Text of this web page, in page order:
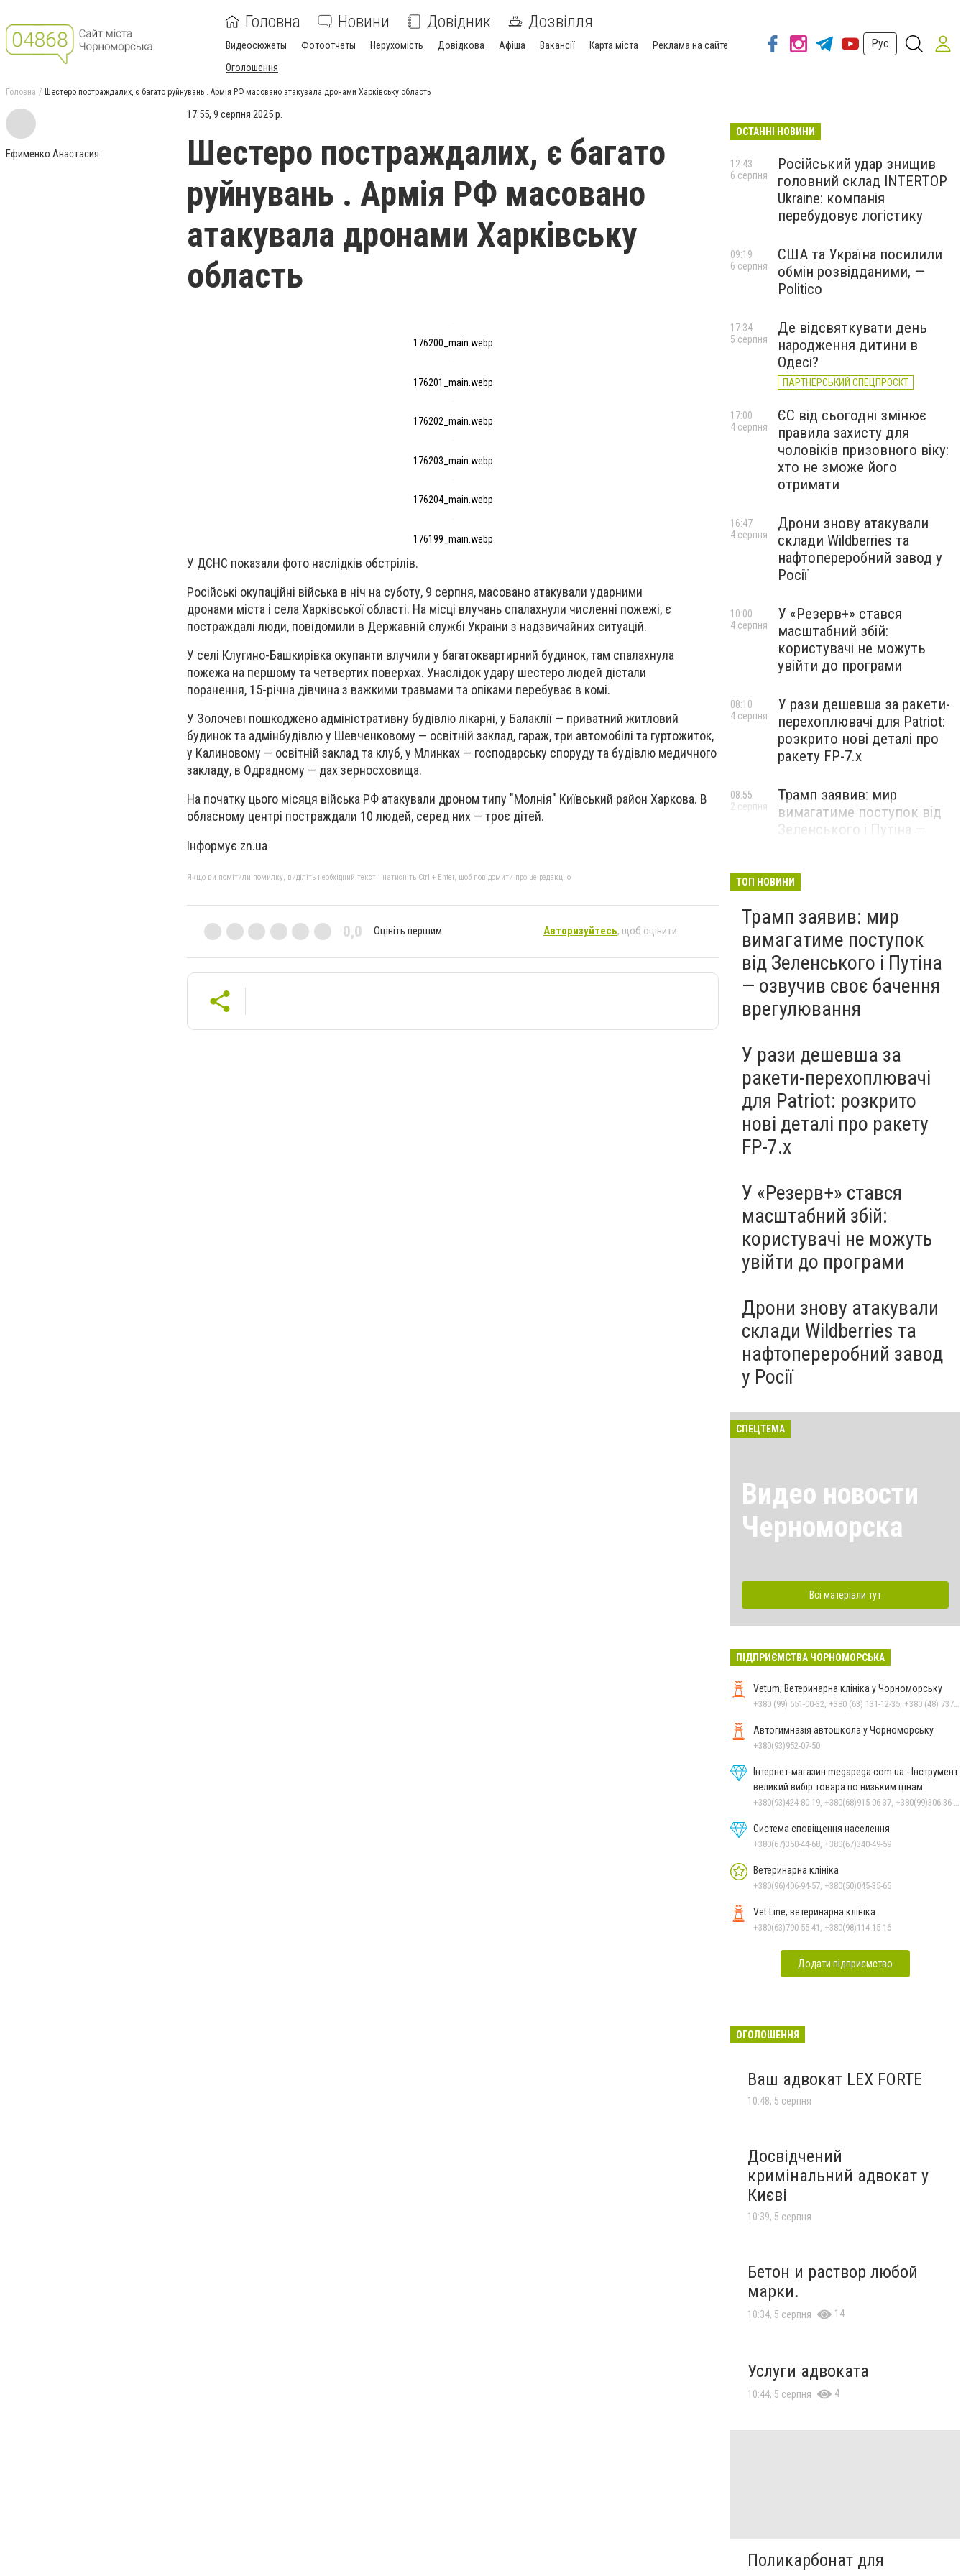
Головна Новини Довідник Дозвілля
Видеосюжеты Фотоотчеты Нерухомість Довідкова Афіша Вакансії Карта міста
Реклама на сайте
Оголошення
Рус
Головна Шестеро постраждалих, є багато руйнувань . Армія РФ масовано атакувала дронами Харківську область
Ефименко Анастасия
17:55, 9 серпня 2025 р.
Шестеро постраждалих, є багато
руйнувань . Армія РФ масовано
атакувала дронами Харківську
область
176200_main.webp
176201_main.webp
176202_main.webp
176203_main.webp
176204_main.webp
176199_main.webp
У ДСНС показали фото наслідків обстрілів.
Російські окупаційні війська в ніч на суботу, 9 серпня, масовано атакували ударними
дронами міста і села Харківської області. На місці влучань спалахнули численні пожежі, є
постраждалі люди, повідомили в Державній службі України з надзвичайних ситуацій.
У селі Клугино-Башкирівка окупанти влучили у багатоквартирний будинок, там спалахнула
пожежа на першому та четвертих поверхах. Унаслідок удару шестеро людей дістали
поранення, 15-річна дівчина з важкими травмами та опіками перебуває в комі.
У Золочеві пошкоджено адміністративну будівлю лікарні, у Балаклії — приватний житловий
будинок та адмінбудівлю у Шевченковому — освітній заклад, гараж, три автомобілі та гуртожиток,
у Калиновому — освітній заклад та клуб, у Млинках — господарську споруду та будівлю медичного
закладу, в Одрадному — дах зерносховища.
На початку цього місяця війська РФ атакували дроном типу "Молнія" Київський район Харкова. В
обласному центрі постраждали 10 людей, серед них — троє дітей.
Інформує zn.ua
Якщо ви помітили помилку, виділіть необхідний текст і натисніть Ctrl + Enter, щоб повідомити про це редакцію
0,0 Оцініть першим Авторизуйтесь, щоб оцінити
ОСТАННІ НОВИНИ
Російський удар знищив
головний склад INTERTOP
Ukraine: компанія
перебудовує логістику
12:43
6 серпня
США та Україна посилили
обмін розвідданими, —
Politico
09:19
6 серпня
Де відсвяткувати день
народження дитини в
Одесі?
ПАРТНЕРСЬКИЙ СПЕЦПРОЄКТ
17:34
5 серпня
ЄС від сьогодні змінює
правила захисту для
чоловіків призовного віку:
хто не зможе його
отримати
17:00
4 серпня
Дрони знову атакували
склади Wildberries та
нафтопереробний завод у
Росії
16:47
4 серпня
У «Резерв+» стався
масштабний збій:
користувачі не можуть
увійти до програми
10:00
4 серпня
У рази дешевша за ракети-
перехоплювачі для Patriot:
розкрито нові деталі про
ракету FP-7.x
08:10
4 серпня
Трамп заявив: мир
вимагатиме поступок від
Зеленського і Путіна —
08:55
2 серпня
ТОП НОВИНИ
Трамп заявив: мир
вимагатиме поступок
від Зеленського і Путіна
— озвучив своє бачення
врегулювання
У рази дешевша за
ракети-перехоплювачі
для Patriot: розкрито
нові деталі про ракету
FP-7.x
У «Резерв+» стався
масштабний збій:
користувачі не можуть
увійти до програми
Дрони знову атакували
склади Wildberries та
нафтопереробний завод
у Росії
СПЕЦТЕМА
Видео новости
Черноморска
Всі матеріали тут
ПІДПРИЄМСТВА ЧОРНОМОРСЬКА
Vetum, Ветеринарна клініка у Чорноморську
Автогимназія автошкола у Чорноморську
+380(93)952-07-50
Інтернет-магазин megapega.com.ua - Інструмент
великий вибір товара по низьким цінам
Система сповіщення населення
+380(67)350-44-68, +380(67)340-49-59
Ветеринарна клініка
+380(96)406-94-57, +380(50)045-35-65
Vet Line, ветеринарна клініка
+380(63)790-55-41, +380(98)114-15-16
Додати підприємство
ОГОЛОШЕННЯ
Ваш адвокат LEX FORTE
10:48, 5 серпня
Досвідчений
кримінальний адвокат у
Києві
10:39, 5 серпня
Бетон и раствор любой
марки.
10:34, 5 серпня 14
Услуги адвоката
10:44, 5 серпня 4
Поликарбонат для